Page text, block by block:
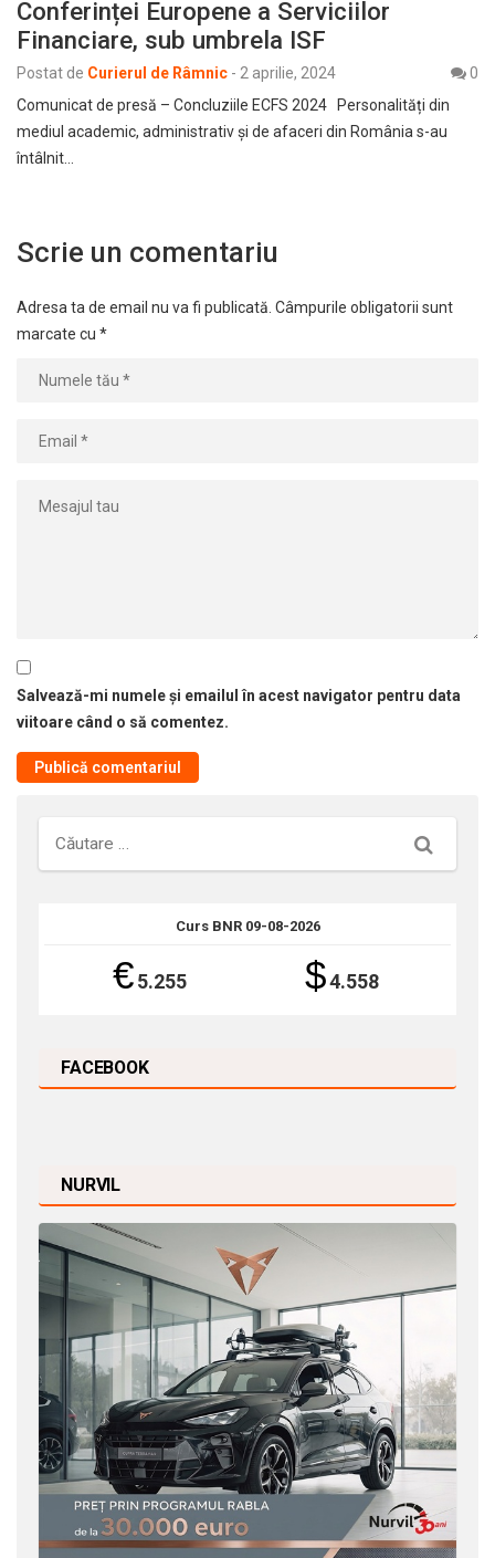
Conferinței Europene a Serviciilor
Financiare, sub umbrela ISF
Postat de Curierul de Râmnic - 2 aprilie, 2024
0
Comunicat de presă – Concluziile ECFS 2024 Personalități din
mediul academic, administrativ și de afaceri din România s-au
întâlnit…
Scrie un comentariu
Adresa ta de email nu va fi publicată. Câmpurile obligatorii sunt
marcate cu *
Salvează-mi numele și emailul în acest navigator pentru data
viitoare când o să comentez.
Căutare
Curs BNR 09-08-2026
€5.255 $4.558
FACEBOOK
NURVIL